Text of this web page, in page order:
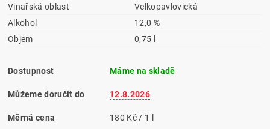
Vinařská oblast
Velkopavlovická
Alkohol
12,0 %
Objem
0,75 l
Dostupnost Máme na skladě
Můžeme doručit do 12.8.2026
Měrná cena 180 Kč / 1 l